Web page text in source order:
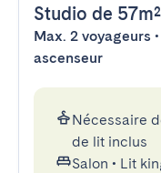
Studio de 57m²
Max. 2 voyageurs
ascenseur
Nécessaire
de lit inclus
Salon • Lit